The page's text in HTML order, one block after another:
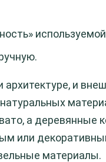
и
а
или
материалы.